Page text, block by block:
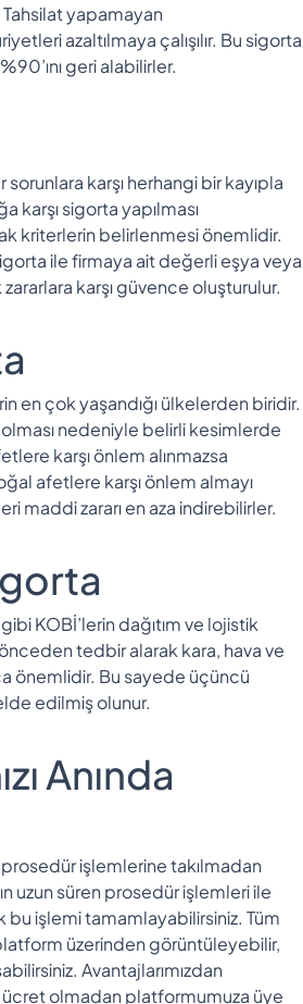
yapamayan
azaltılmaya çalışılır. Bu sigorta
geri alabilirler.
sorunlara karşı herhangi bir kayıpla
karşı sigorta yapılması
kriterlerin belirlenmesi önemlidir.
ile firmaya ait değerli eşya veya
zararlara karşı güvence oluşturulur.
en çok yaşandığı ülkelerden biridir.
nedeniyle belirli kesimlerde
karşı önlem alınmazsa
afetlere karşı önlem almayı
maddi zararı en aza indirebilirler.
KOBİ’lerin dağıtım ve lojistik
tedbir alarak kara, hava ve
önemlidir. Bu sayede üçüncü
edilmiş olunur.
Anında
prosedür işlemlerine takılmadan
uzun süren prosedür işlemleri ile
bu işlemi tamamlayabilirsiniz. Tüm
üzerinden görüntüleyebilir,
Avantajlarımızdan
olmadan platformumuza üye